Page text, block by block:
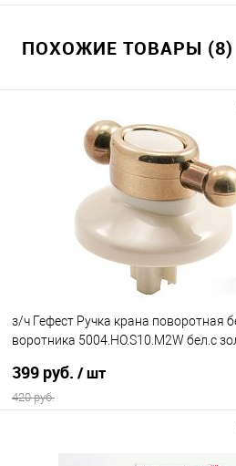
ПОХОЖИЕ ТОВАРЫ (8)
з/ч Гефест Ручка крана поворотная
воротника 5004.НО.S10.М2W бел.с
399 руб. / шт
420 руб.